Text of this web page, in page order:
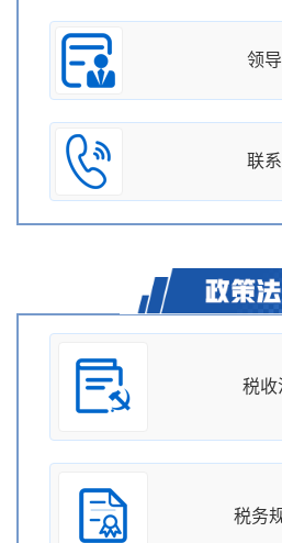
领
联
税收
税务